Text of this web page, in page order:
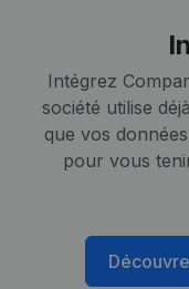
Intégrez
société utilise
que vos
pour vous